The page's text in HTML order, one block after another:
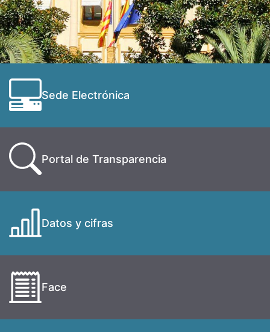
Sede Electrónica
Portal de Transparencia
Datos y cifras
Face